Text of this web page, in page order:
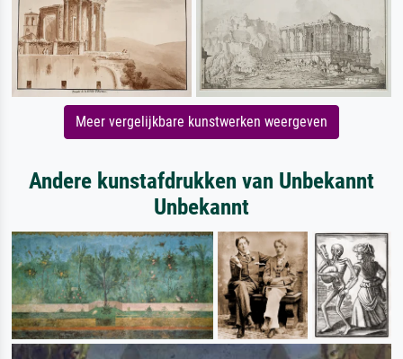
Meer vergelijkbare kunstwerken weergeven
Andere kunstafdrukken van Unbekannt
Unbekannt